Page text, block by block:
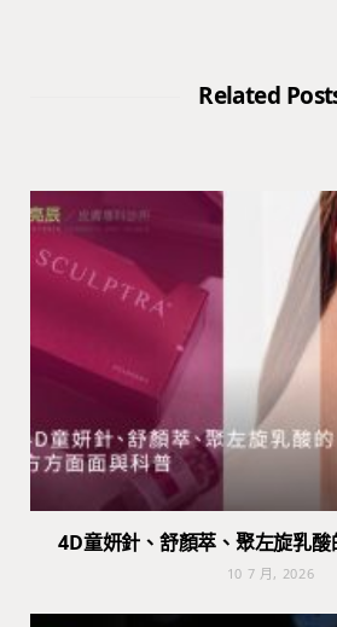
Related
4D童妍針、舒顏萃、聚左旋乳
10 7 月, 2026